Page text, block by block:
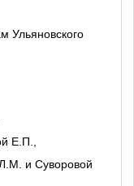
Ульяновского
Е.П.,
и Суворовой